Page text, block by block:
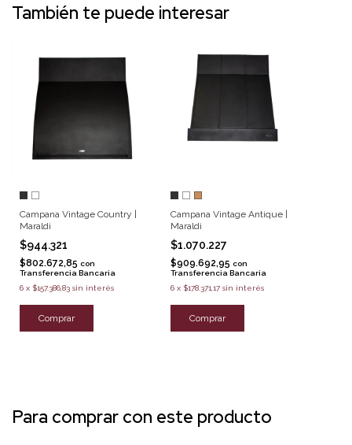
También te puede interesar
Campana Vintage Country |
Maraldi
$944.321
$802.672,85 con
Transferencia Bancaria
6 x $157.386,83 sin interés
Comprar
Campana Vintage Antique |
Maraldi
$1.070.227
$909.692,95con
Transferencia Bancaria
6 x $178.371,17 sin interés
Comprar
Para comprar con este producto